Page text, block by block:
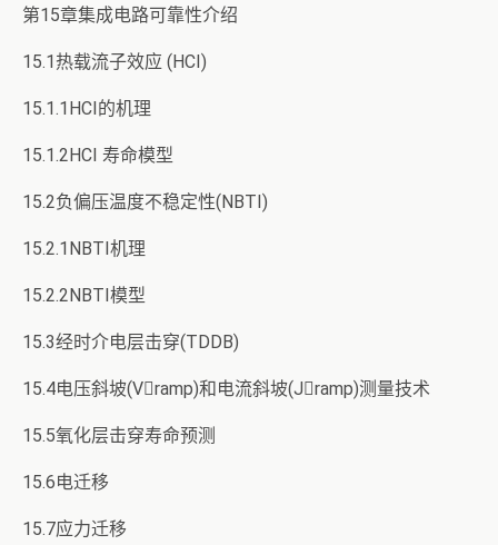
第15章集成电路可靠性介绍
15.1热载流子效应 (HCI)
15.1.1HCI的机理
15.1.2HCI 寿命模型
15.2负偏压温度不稳定性(NBTI)
15.2.1NBTI机理
15.2.2NBTI模型
15.3经时介电层击穿(TDDB)
15.4电压斜坡(Vramp)和电流斜坡(Jramp)测量技术
15.5氧化层击穿寿命预测
15.6电迁移
15.7应力迁移